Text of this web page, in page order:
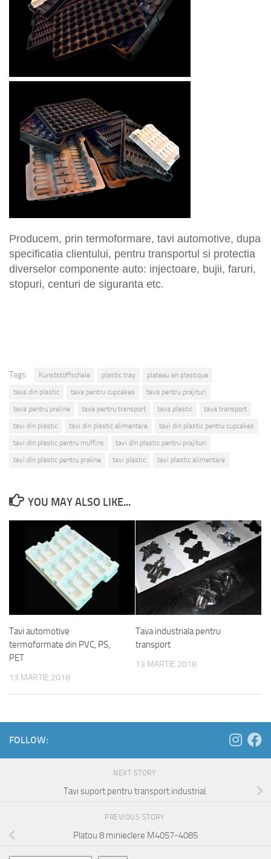
Producem, prin termoformare, tavi automotive, dupa
specificatia clientului, pentru transportul si protectia
diverselor componente auto: injectoare, bujii, faruri,
stopuri, centuri de siguranta etc.
Tags: Kunststoffschale plastic tray
plateau en plastique
tava din plastic
tava pentru cupcakes
tava pentru prajituri
tava pentru praline
tava pentru transport tava plastic
tava transport
tavi din plastic
tavi din plastic alimentare
tavi din plastic pentru cupcakes
tavi din plastic pentru muffins
tavi din plastic pentru prajituri
tavi din plastic pentru praline
tavi plastic tavi plastic alimentare
YOU MAY ALSO LIKE...
Tavi automotive
termoformate din PVC, PS,
PET
13 MARTIE 2018
Tava industriala pentru
transport
13 MARTIE 2018
FOLLOW:
NEXT STORY
Tavi suport pentru transport industrial.
PREVIOUS STORY
Platou 8 minieclere M4057-4085